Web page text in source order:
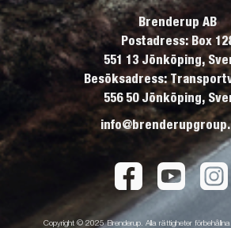
Brenderup AB
Postadress: Box
551 13 Jönköping,
Besöksadress:
556 50 Jönköping,
Copyright © 2025 Brenderup. Alla rättigheter